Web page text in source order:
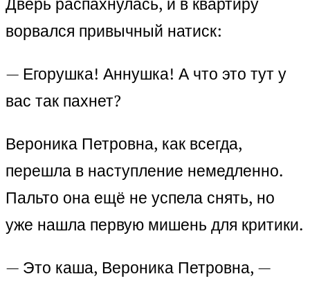
ворвался привычный натиск:
— Егорушка! Аннушка! А что это тут у
вас так пахнет?
Вероника Петровна, как всегда,
перешла в наступление немедленно.
Пальто она ещё не успела снять, но
уже нашла первую мишень для критики.
— Это каша, Вероника Петровна, —